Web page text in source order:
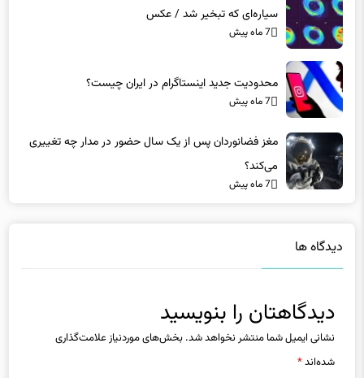
سیاره‌ای که تبخیر شد / عکس
7 ماه پیش
محدودیت جدید اینستاگرام در ایران چیست؟
7 ماه پیش
مغز فضانوردان پس از یک سال حضور در مدار چه تغییری
می‌کند؟
7 ماه پیش
دیدگاه ها
دیدگاهتان را بنویسید
نشانی ایمیل شما منتشر نخواهد شد. بخش‌های موردنیاز علامت‌گذاری
شده‌اند*